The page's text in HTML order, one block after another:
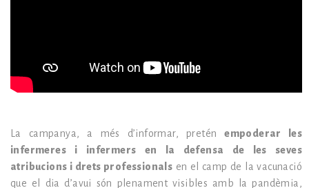
La campanya, a més d’informar, preténempoderar les
infermeres i infermers en la defensa de les seves
atribucions i drets professionals en el camp de la vacunació
que el dia d’avui són plenament visibles amb la pandèmia,